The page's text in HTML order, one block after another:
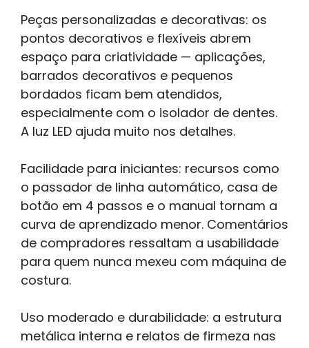
Peças personalizadas e decorativas: os
pontos decorativos e flexíveis abrem
espaço para criatividade — aplicações,
barrados decorativos e pequenos
bordados ficam bem atendidos,
especialmente com o isolador de dentes.
A luz LED ajuda muito nos detalhes.
Facilidade para iniciantes: recursos como
o passador de linha automático, casa de
botão em 4 passos e o manual tornam a
curva de aprendizado menor. Comentários
de compradores ressaltam a usabilidade
para quem nunca mexeu com máquina de
costura.
Uso moderado e durabilidade: a estrutura
metálica interna e relatos de firmeza nas